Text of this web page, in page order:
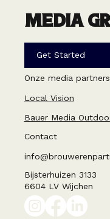
MEDIA
Get Started
Onze media partners
Local Vision
Bauer Media
Contact
Bijsterhuizen 3133
6604 LV Wijchen